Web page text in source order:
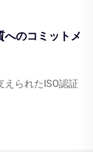
へのコミットメ
られたISO認証